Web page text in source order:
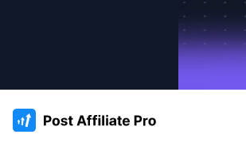
:site.title